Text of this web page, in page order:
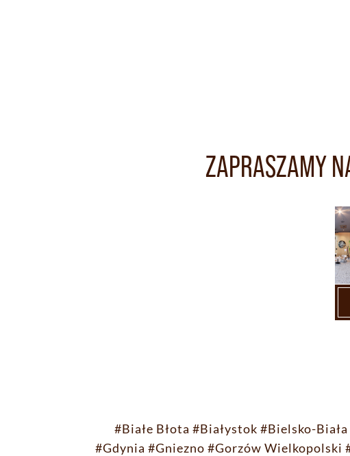
ZAPRASZAMY
#Białe Błota #Białystok #Bielsko-Biała
#Gdynia #Gniezno #Gorzów Wielkopolski